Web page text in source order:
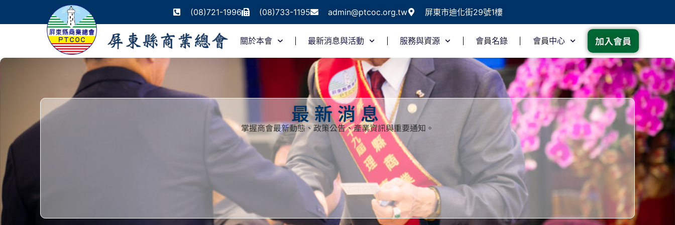
(08)721-1996 (08)733-1195 admin@ptcoc.org.tw 屏東市迪化街29號1樓
關於本會 最新消息與活動 服務與資源 會員名錄 會員中心 加入會員
最新消息
掌握商會最新動態、政策公告、產業資訊與重要通知。